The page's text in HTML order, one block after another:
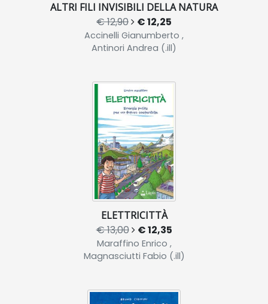
ALTRI FILI INVISIBILI DELLA NATURA
€ 12,90 € 12,25
Accinelli Gianumberto ,
Antinori Andrea (.ill)
ELETTRICITTÀ
€ 13,00 € 12,35
Maraffino Enrico ,
Magnasciutti Fabio (.ill)